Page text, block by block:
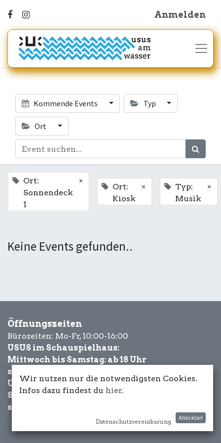
Anmelden
Kommende Events Typ
Ort
Ort:
Sonnendeck
1
×
Ort:
Kiosk
×
Typ:
Musik
×
Keine Events gefunden..
Öffnungszeiten
Bürozeiten: Mo-Fr, 10:00-16:00
USUS im Schauspielhaus:
Mittwoch bis Samstag: ab 18 Uhr
sowie Eventbezogen.
USUS am Wasser:
Schönwetter-
sowie Eventbezogen.
Wir nutzen nur die notwendigsten Cookies.
Infos dazu findest du hier.
Datenschutzvereinbarung
Alles klar!